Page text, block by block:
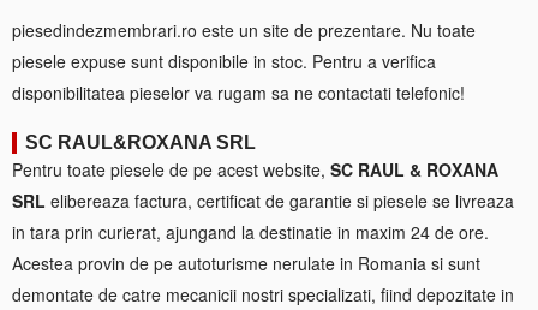
piesedindezmembrari.ro este un site de prezentare. Nu toate
piesele expuse sunt disponibile in stoc. Pentru a verifica
disponibilitatea pieselor va rugam sa ne contactati telefonic!
SC RAUL&ROXANA SRL
Pentru toate piesele de pe acest website, SC RAUL & ROXANA
SRL elibereaza factura, certificat de garantie si piesele se livreaza
in tara prin curierat, ajungand la destinatie in maxim 24 de ore.
Acestea provin de pe autoturisme nerulate in Romania si sunt
demontate de catre mecanicii nostri specializati, fiind depozitate in